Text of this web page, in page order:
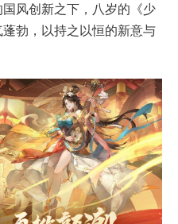
风创新之下，八岁的《少
勃，以持之以恒的新意与